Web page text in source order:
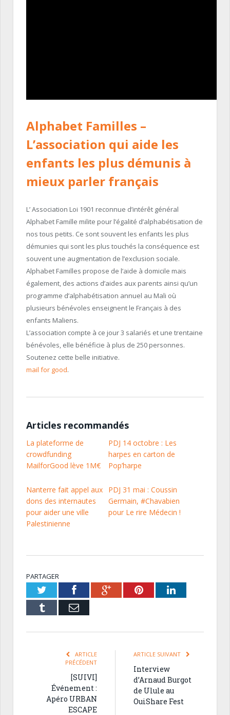
Alphabet Familles –
L’association qui aide les
enfants les plus démunis à
mieux parler français
L’ Association Loi 1901 reconnue d’intérêt général
Alphabet Famille milite pour l’égalité d’alphabétisation de
nos tous petits. Ce sont souvent les enfants les plus
démunies qui sont les plus touchés la conséquence est
souvent une augmentation de l’exclusion sociale.
Alphabet Familles propose de l’aide à domicile mais
également, des actions d’aides aux parents ainsi qu’un
programme d’alphabétisation annuel au Mali où
plusieurs bénévoles enseignent le Français à des
enfants Maliens.
L’association compte à ce jour 3 salariés et une trentaine
bénévoles, elle bénéficie à plus de 250 personnes.
Soutenez cette belle initiative.
mail for good.
Articles recommandés
La plateforme de
crowdfunding
MailforGood lève 1M€
PDJ 14 octobre : Les
harpes en carton de
Pop’harpe
Nanterre fait appel aux
dons des internautes
pour aider une ville
Palestinienne
PDJ 31 mai : Coussin
Germain, #Chavabien
pour Le rire Médecin !
PARTAGER
TwitterFacebookGoogle+PinterestLinkedIn
Tumblr Email
ARTICLE
PRÉCÉDENT
[SUIVI]
Événement :
Apéro URBAN
ESCAPE
ARTICLE SUIVANT
Interview
d’Arnaud Burgot
de Ulule au
OuiShare Fest